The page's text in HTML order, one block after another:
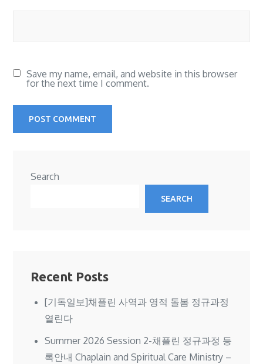
Save my name, email, and website in this browser
for the next time I comment.
Search
SEARCH
Recent Posts
[기독일보]채플린 사역과 영적 돌봄 정규과정
열린다
Summer 2026 Session 2-채플린 정규과정 등
록안내 Chaplain and Spiritual Care Ministry –